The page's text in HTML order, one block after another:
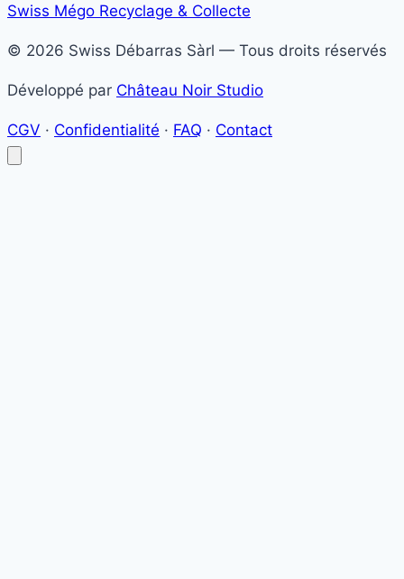
Swiss Mégo Recyclage & Collecte
© 2026 Swiss Débarras Sàrl — Tous droits réservés
Développé par Château Noir Studio
CGV · Confidentialité · FAQ · Contact